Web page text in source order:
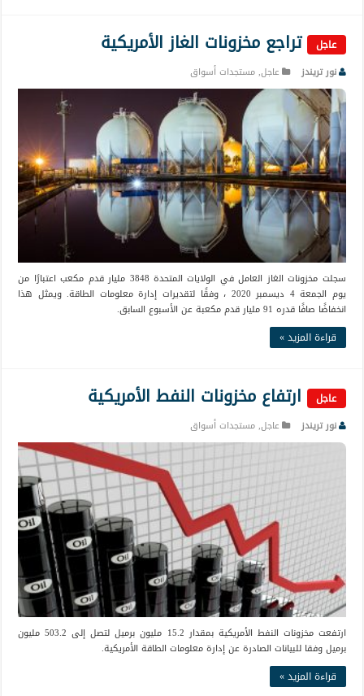
عاجل تراجع مخزونات الغاز الأمريكية
نور تريندز عاجل,مستجدات أسواق
سجلت مخزونات الغاز العامل في الولايات المتحدة 3848 مليار قدم مكعب اعتبارًا من
يوم الجمعة 4 ديسمبر 2020 ، وفقًا لتقديرات إدارة معلومات الطاقة. ويمثل هذا
انخفاضًا صافًا قدره 91 مليار قدم مكعبة عن الأسبوع السابق.
قراءة المزيد »
عاجل ارتفاع مخزونات النفط الأمريكية
نور تريندز عاجل,مستجدات أسواق
ارتفعت مخزونات النفط الأمريكية بمقدار 15.2 مليون برميل لتصل إلى 503.2 مليون
برميل وفقا للبيانات الصادرة عن إدارة معلومات الطاقة الأمريكية.
قراءة المزيد »